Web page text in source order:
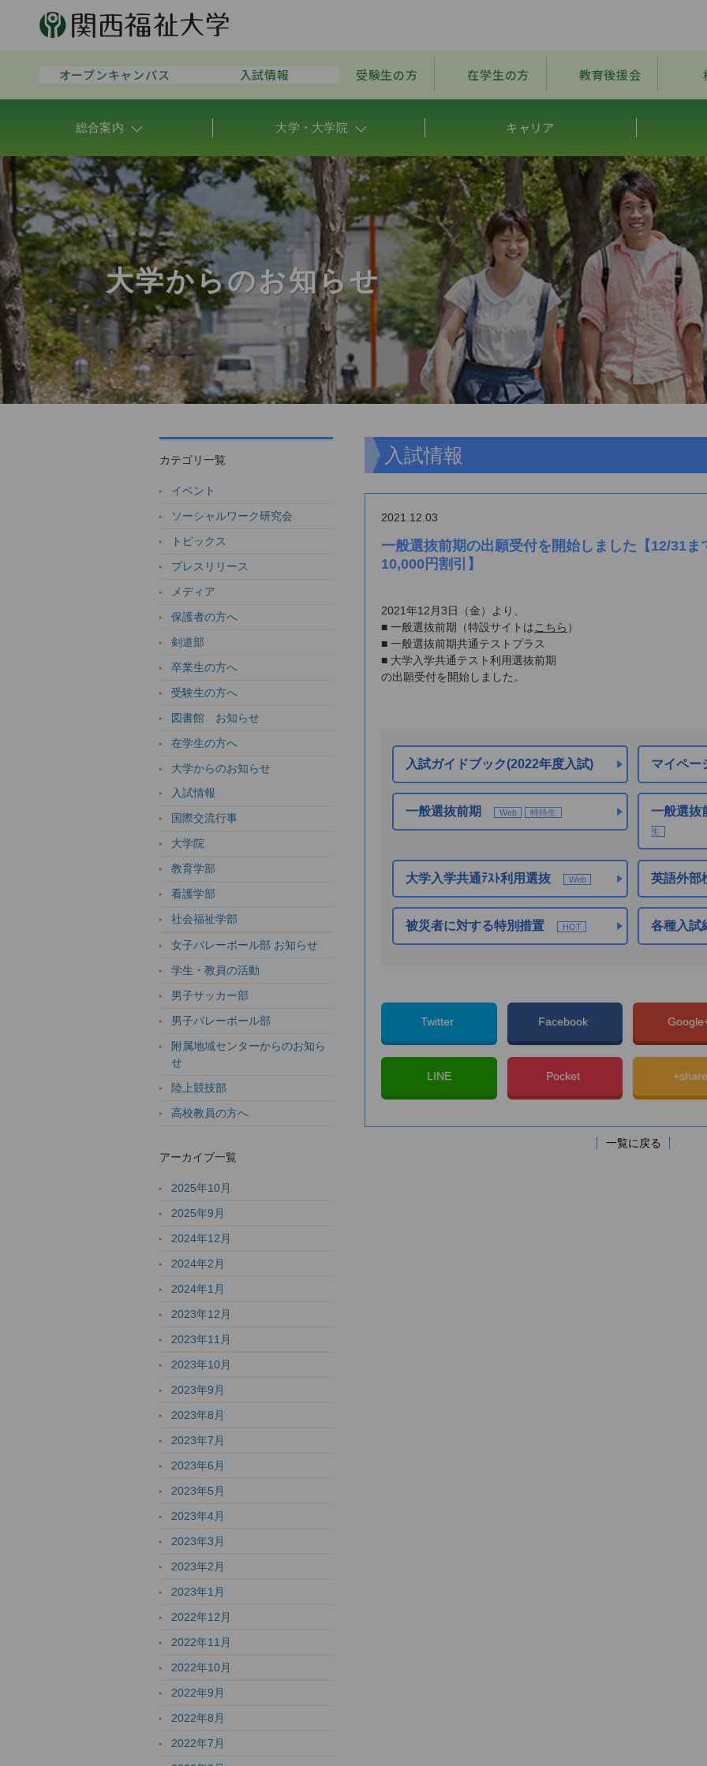
オープンキャンパス 入試情報 受験生の方 在学生の方 教育後援会
総合案内 大学・大学院 キャリア
大学からのお知らせ
入試情報
2021.12.03
一般選抜前期の出願受付を開始しました【12/31ま
10,000円割引】
2021年12月3日（金）より、
■ 一般選抜前期（特設サイトは こちら ）
■ 一般選抜前期共通テストプラス
■ 大学入学共通テスト利用選抜前期
の出願受付を開始しました。
入試ガイドブック(2022年度入試) マイペー
一般選抜前期 Web 特待生 一般選
生
大学入学共通ﾃｽﾄ利用選抜 Web 英語外
被災者に対する特別措置 HOT 各種入試
Twitter Facebook
LINE Pocket
一覧に戻る
カテゴリ一覧
イベント
ソーシャルワーク研究会
トピックス
プレスリリース
メディア
保護者の方へ
剣道部
卒業生の方へ
受験生の方へ
図書館 お知らせ
在学生の方へ
大学からのお知らせ
入試情報
国際交流行事
大学院
教育学部
看護学部
社会福祉学部
女子バレーボール部 お知らせ
学生・教員の活動
男子サッカー部
男子バレーボール部
附属地域センターからのお知ら
せ
陸上競技部
高校教員の方へ
アーカイブ一覧
2025年10月
2025年9月
2024年12月
2024年2月
2024年1月
2023年12月
2023年11月
2023年10月
2023年9月
2023年8月
2023年7月
2023年6月
2023年5月
2023年4月
2023年3月
2023年2月
2023年1月
2022年12月
2022年11月
2022年10月
2022年9月
2022年8月
2022年7月